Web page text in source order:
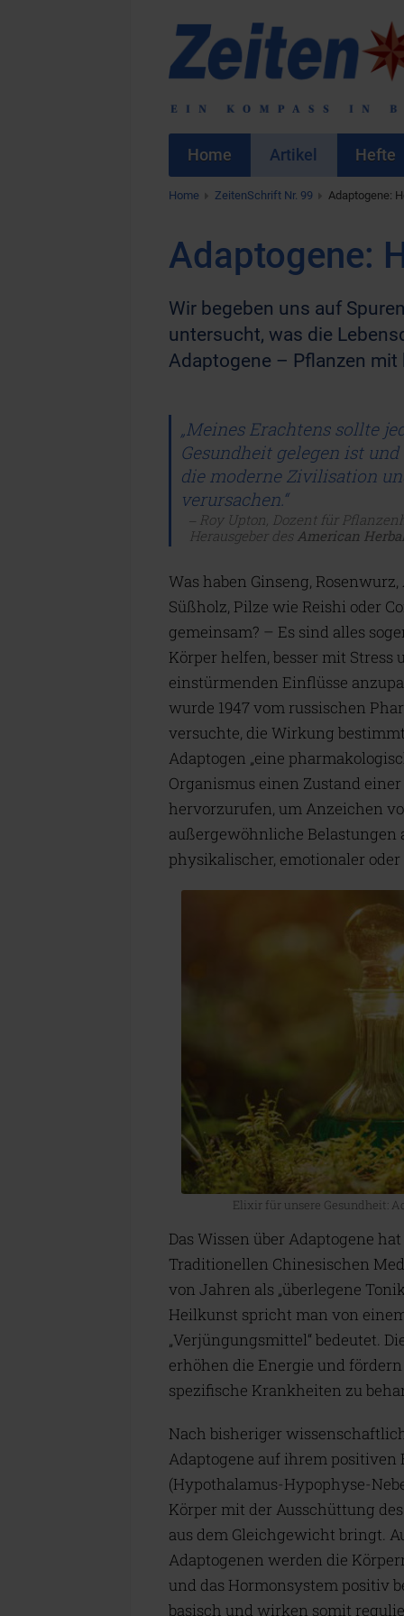
Home Artikel Hefte
Home ZeitenSchrift Nr. 99 Adaptogene:
Adaptogene:
Wir begeben uns auf
untersucht, was die
Adaptogene – Pflanzen
„Meines Erachtens sollte
Gesundheit gelegen ist
die moderne Zivilisation
verursachen.“
Roy Upton, Dozent für
Herausgeber des American
Was haben Ginseng,
Süßholz, Pilze wie Reishi oder
gemeinsam? – Es sind alles
Körper helfen, besser mit
einstürmenden Einflüsse
wurde 1947 vom russischen
versuchte, die Wirkung
Adaptogen „eine
Organismus einen Zustand
hervorzurufen, um Anzeichen
außergewöhnliche Belastungen
physikalischer, emotionaler
Elixir für unsere Gesundheit:
Das Wissen über Adaptogene
Traditionellen Chinesischen
von Jahren als „überlegene
Heilkunst spricht man von einem
„Verjüngungsmittel“ bedeutet.
erhöhen die Energie und
spezifische Krankheiten zu
Nach bisheriger
Adaptogene auf ihrem positiven
(Hypothalamus-Hypophyse-
Körper mit der Ausschüttung
aus dem Gleichgewicht bringt.
Adaptogenen werden die
und das Hormonsystem positiv
basisch und wirken somit